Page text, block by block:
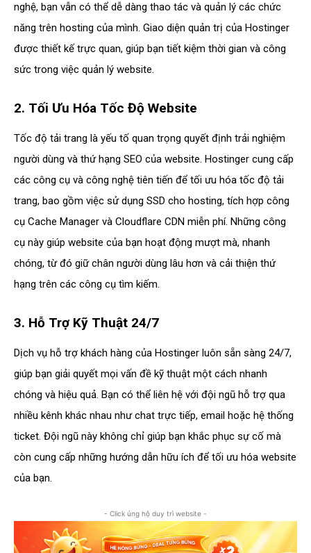
nghệ, bạn vẫn có thể dễ dàng thao tác và quản lý các chức
năng trên hosting của mình. Giao diện quản trị của Hostinger
được thiết kế trực quan, giúp bạn tiết kiệm thời gian và công
sức trong việc quản lý website.
2. Tối Ưu Hóa Tốc Độ Website
Tốc độ tải trang là yếu tố quan trọng quyết định trải nghiệm
người dùng và thứ hạng SEO của website. Hostinger cung cấp
các công cụ và công nghệ tiên tiến để tối ưu hóa tốc độ tải
trang, bao gồm việc sử dụng SSD cho hosting, tích hợp công
cụ Cache Manager và Cloudflare CDN miễn phí. Những công
cụ này giúp website của bạn hoạt động mượt mà, nhanh
chóng, từ đó giữ chân người dùng lâu hơn và cải thiện thứ
hạng trên các công cụ tìm kiếm.
3. Hỗ Trợ Kỹ Thuật 24/7
Dịch vụ hỗ trợ khách hàng của Hostinger luôn sẵn sàng 24/7,
giúp bạn giải quyết mọi vấn đề kỹ thuật một cách nhanh
chóng và hiệu quả. Bạn có thể liên hệ với đội ngũ hỗ trợ qua
nhiều kênh khác nhau như chat trực tiếp, email hoặc hệ thống
ticket. Đội ngũ này không chỉ giúp bạn khắc phục sự cố mà
còn cung cấp những hướng dẫn hữu ích để tối ưu hóa website
của bạn.
- Click ủng hộ duy trì website -